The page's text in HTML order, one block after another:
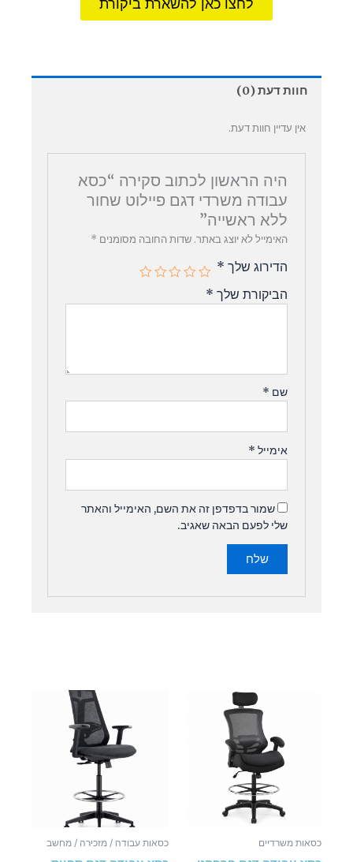
לחצו כאן להשארת ביקורת
כסאות משרדיים כסאות עבודה / מזכירה / מחשב
חוות דעת (0)
אין עדיין חוות דעת.
היה הראשון לכתוב סקירה “כסא
עבודה משרדי דגם פיילוט שחור
ללא ראשייה”
האימייל לא יוצג באתר. שדות החובה מסומנים *
הדירוג שלך *
הביקורת שלך *
שם *
אימייל *
שמור בדפדפן זה את השם, האימייל והאתר
שלי לפעם הבאה שאגיב.